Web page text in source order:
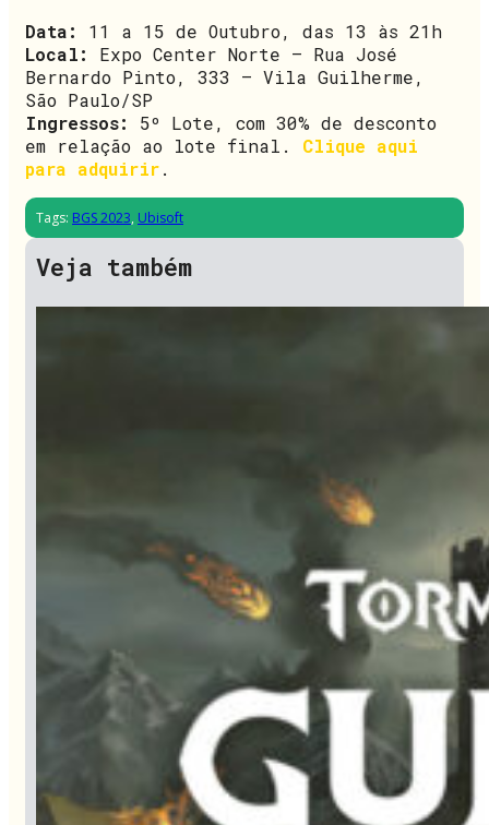
Data:
11 a 15 de Outubro, das 13 às 21h
Local:
Expo Center Norte – Rua José
Bernardo Pinto, 333 – Vila Guilherme,
São Paulo/SP
Ingressos:
5º Lote, com 30% de desconto
em relação ao lote final. Clique aqui
para adquirir.
Tags: BGS 2023, Ubisoft
Veja também